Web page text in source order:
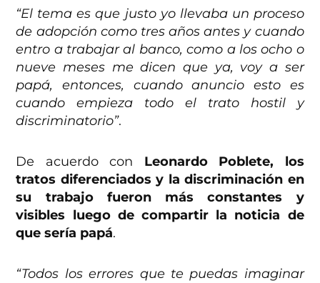
“El tema es que justo yo llevaba un proceso
de adopción como tres años antes y cuando
entro a trabajar al banco, como a los ocho o
nueve meses me dicen que ya, voy a ser
papá, entonces, cuando anuncio esto es
cuando empieza todo el trato hostil y
discriminatorio”.
De acuerdo con Leonardo Poblete, los
tratos diferenciados y la discriminación en
su trabajo fueron más constantes y
visibles luego de compartir la noticia de
que sería papá.
“Todos los errores que te puedas imaginar